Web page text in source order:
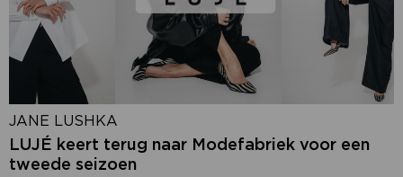
JANE LUSHKA
LUJÉ keert terug naar Modefabriek voor een
tweede seizoen